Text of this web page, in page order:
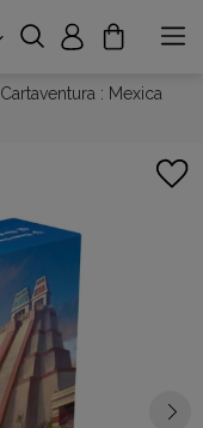
Cartaventura : Mexica